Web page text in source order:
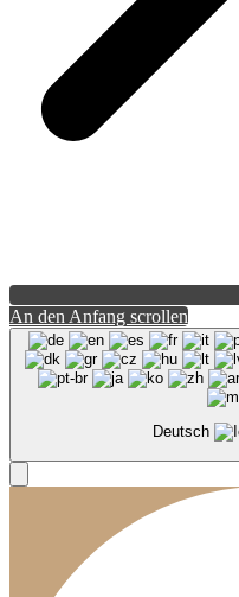
An den Anfang scrollen
Deutsch